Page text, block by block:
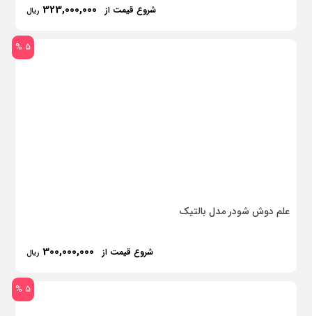
شروع قیمت از 323,000,000 ریال
5 %
علم دوش شودر مدل بالتیک
شروع قیمت از 300,000,000 ریال
5 %